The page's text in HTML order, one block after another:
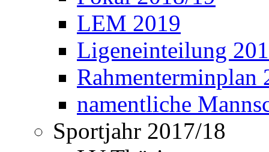
LEM 2019
Ligeneinteilung
Rahmenterminplan
namentliche
Sportjahr 2017/18